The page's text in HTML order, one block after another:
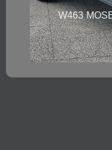
W463